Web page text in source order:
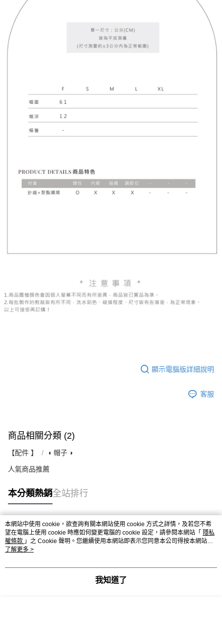
顯示電腦版詳細說明
客服
商品相關分類 (2)
【配件 】 ◖ 帽子 ◗
人氣商品推薦
本分類熱銷全站排行
熱門標籤
本網站中使用 cookie，欲查詢有關本網站使用 cookie 方式之詳情，及若您不希
望在電腦上使用 cookie 時應如何變更電腦的 cookie 設定，請參閱本網站「 隱私
權條款 」之 Cookie 聲明。您繼續使用本網站即表示您同意本公司得按本網站使
用條款之 Cookie 聲明使用 cookie。
了解更多 >
我知道了